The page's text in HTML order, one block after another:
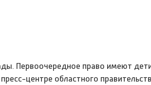
Первоочередное право имеют
центре областного